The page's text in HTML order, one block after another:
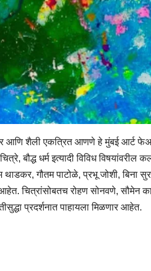
शैली एकत्रित आणणे हे मुंबई आर्ट
बौद्ध धर्म इत्यादी विविध विषयांवरील
गौतम पाटोळे, प्रभू जोशी, बिना
चित्रांसोबतच रोहण सोनवणे, सौमेन
प्रदर्शनात पाहायला मिळणार आहेत.